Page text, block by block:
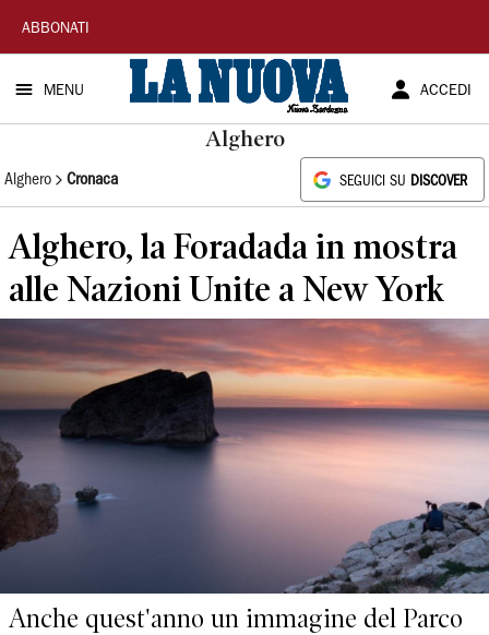
La
Nuova
Sardegna
ABBONATI
MENU ACCEDI
Alghero
Alghero Cronaca SEGUICI SU DISCOVER
Alghero, la Foradada in mostra
alle Nazioni Unite a New York
Anche quest'anno un immagine del Parco